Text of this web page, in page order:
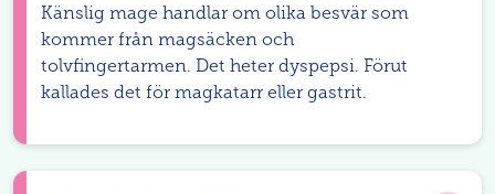
Känslig mage handlar om olika besvär som
kommer från magsäcken och
tolvfingertarmen. Det heter dyspepsi. Förut
kallades det för magkatarr eller gastrit.